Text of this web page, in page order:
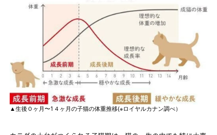
▲生後０ヶ月〜1４ヶ月の子猫の体重推移(※ロイヤルカナン調べ）